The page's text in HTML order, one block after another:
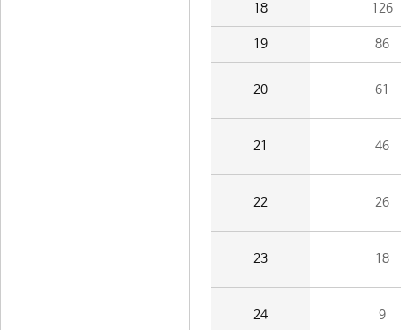
18 126
19 86
20 61
21 46
22 26
23 18
24 9